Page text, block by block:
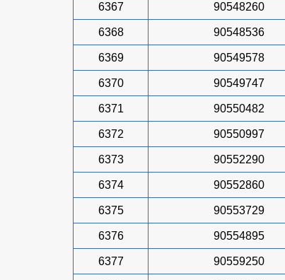
6367 90548260
6368 90548536
6369 90549578
6370 90549747
6371 90550482
6372 90550997
6373 90552290
6374 90552860
6375 90553729
6376 90554895
6377 90559250